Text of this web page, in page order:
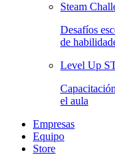
Steam
Desafíos
de
Level Up
el aula
Empresas
Equipo
Store